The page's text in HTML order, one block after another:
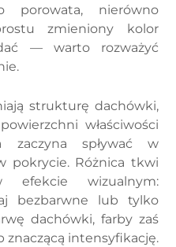
porowata, nierówno
zmieniony kolor
— warto rozważyć
strukturę dachówki,
właściwości
spływać w
pokrycie. Różnica tkwi
efekcie wizualnym:
bezbarwne lub tylko
dachówki, farby zaś
znaczącą intensyfikację.